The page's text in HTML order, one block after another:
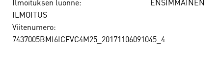
ILMOITUS
Viitenumero:
7437005BMI6ICFVC4M25_20171106091045_4